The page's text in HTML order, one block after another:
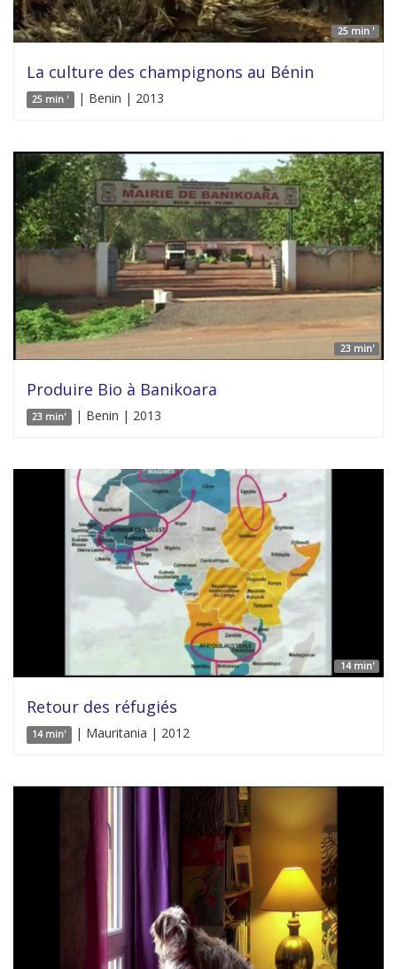
25 min '
La culture des champignons au Bénin
25 min ' | Benin | 2013
23 min'
Produire Bio à Banikoara
23 min' | Benin | 2013
14 min'
Retour des réfugiés
14 min' | Mauritania | 2012